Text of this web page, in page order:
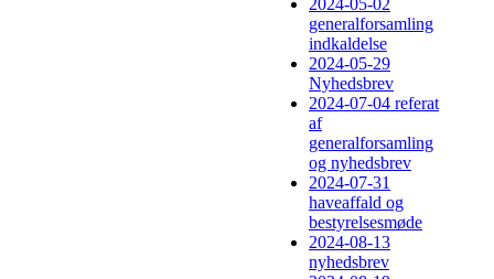
2024-05-02
generalforsamling
indkaldelse
2024-05-29
Nyhedsbrev
2024-07-04 referat
af
generalforsamling
og nyhedsbrev
2024-07-31
haveaffald og
bestyrelsesmøde
2024-08-13
nyhedsbrev